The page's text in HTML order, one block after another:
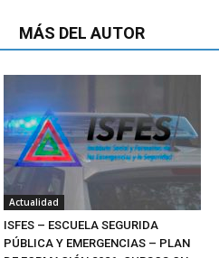
MÁS DEL AUTOR
Actualidad
ISFES – ESCUELA SEGURIDA
PÚBLICA Y EMERGENCIAS – PLAN